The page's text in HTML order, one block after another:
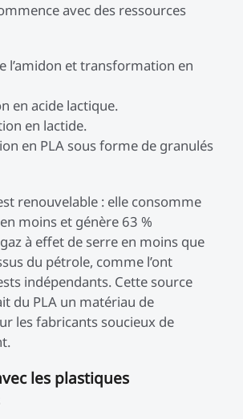
avec des ressources
l’amidon et transformation en
en acide lactique.
en lactide.
en PLA sous forme de granulés
renouvelable : elle consomme
moins et génère 63 %
à effet de serre en moins que
du pétrole, comme l’ont
indépendants. Cette source
du PLA un matériau de
les fabricants soucieux de
les plastiques